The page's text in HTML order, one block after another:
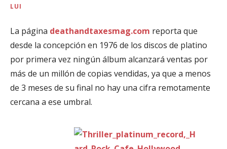
LUI
La página deathandtaxesmag.com reporta que
desde la concepción en 1976 de los discos de platino
por primera vez ningún álbum alcanzará ventas por
más de un millón de copias vendidas, ya que a menos
de 3 meses de su final no hay una cifra remotamente
cercana a ese umbral.